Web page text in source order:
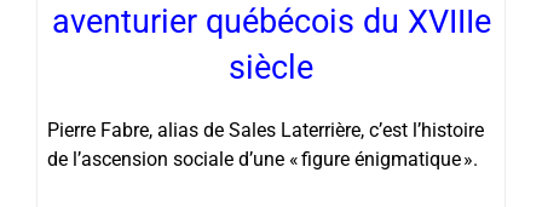
aventurier québécois du XVIIIe
siècle
Pierre Fabre, alias de Sales Laterrière, c’est l’histoire
de l’ascension sociale d’une « figure énigmatique ».